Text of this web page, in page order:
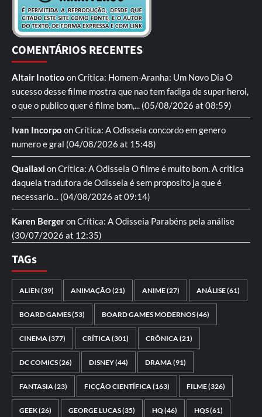
COMENTÁRIOS RECENTES
Altair Inotico onCrítica: Homem-Aranha: Um Novo Dia O
sucesso desse filme mostra que nao tem fadiga de super heroi,
o que o publico quer é filme bom,... (05/08/2026 at 08:59)
Ivan Incorpo onCrítica: A Odisseia concordo em genero
numero e gral (04/08/2026 at 15:48)
QuailaxionCrítica: A Odisseia O filme é muito bom. A critica
daquela tradutora de Odisseia é sem proposito ja que é
necessario... (04/08/2026 at 09:14)
Karen BergeronCrítica: A Odisseia Parabéns pela análise
(30/07/2026 at 12:35)
TAGs
ALIEN(39) ANIMAÇÃO(21) ANIME(27) ANÁLISE(61)
BOARD GAMES(53) BOARD GAMES MODERNOS(46)
CINEMA(377) CRÍTICA(301) CRÔNICA(21)
DC COMICS(26) DISNEY(44) DRAMA(91)
FANTASIA(23) FICÇÃO CIENTÍFICA(163) FILME(326)
GEEK(26) GEORGE LUCAS(35) HQ(46) HQS(61)